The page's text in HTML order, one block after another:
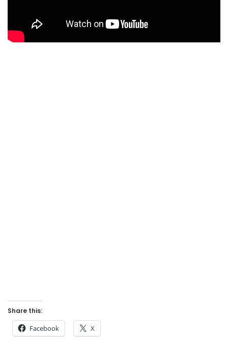
Share this:
Facebook X